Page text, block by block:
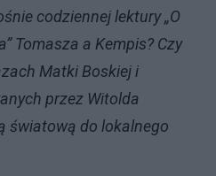
codziennej lektury „O
Tomasza a Kempis? Czy
Matki Boskiej i
przez Witolda
światową do lokalnego